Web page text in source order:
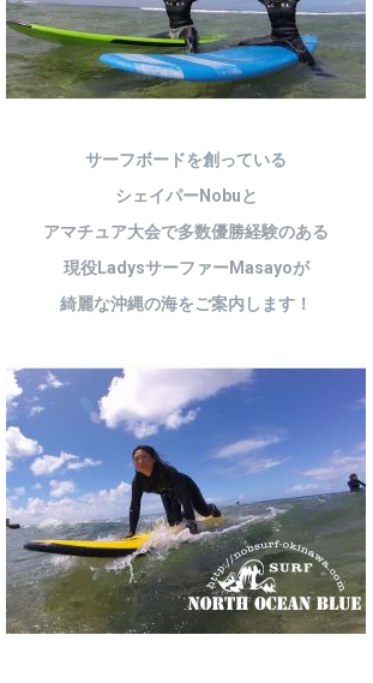
サーフボードを創っている
シェイパーNobuと
アマチュア大会で多数優勝経験のある
現役LadysサーファーMasayoが
綺麗な沖縄の海をご案内します！